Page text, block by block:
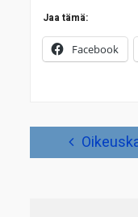
Jaa tämä:
Facebook
Artikkelien